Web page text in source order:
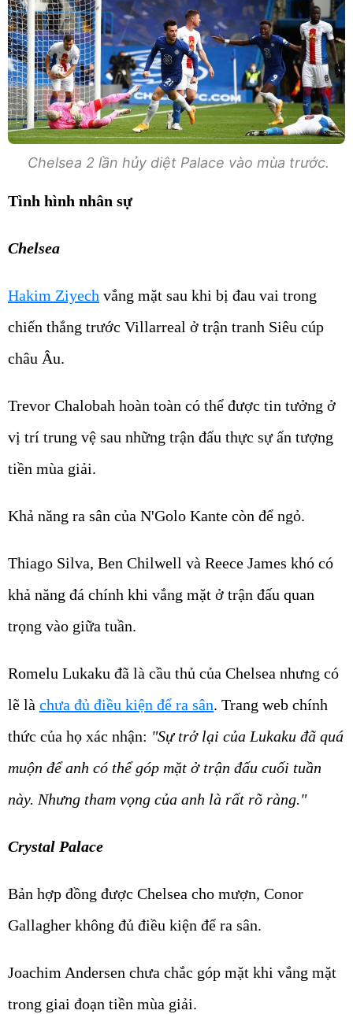
Chelsea 2 lần hủy diệt Palace vào mùa trước.
Tình hình nhân sự
Chelsea
Hakim Ziyech vắng mặt sau khi bị đau vai trong
chiến thắng trước Villarreal ở trận tranh Siêu cúp
châu Âu.
Trevor Chalobah hoàn toàn có thể được tin tưởng ở
vị trí trung vệ sau những trận đấu thực sự ấn tượng
tiền mùa giải.
Khả năng ra sân của N'Golo Kante còn để ngỏ.
Thiago Silva, Ben Chilwell và Reece James khó có
khả năng đá chính khi vắng mặt ở trận đấu quan
trọng vào giữa tuần.
Romelu Lukaku đã là cầu thủ của Chelsea nhưng có
lẽ là chưa đủ điều kiện để ra sân. Trang web chính
thức của họ xác nhận: "Sự trở lại của Lukaku đã quá
muộn để anh có thể góp mặt ở trận đấu cuối tuần
này. Nhưng tham vọng của anh là rất rõ ràng."
Crystal Palace
Bản hợp đồng được Chelsea cho mượn, Conor
Gallagher không đủ điều kiện để ra sân.
Joachim Andersen chưa chắc góp mặt khi vắng mặt
trong giai đoạn tiền mùa giải.